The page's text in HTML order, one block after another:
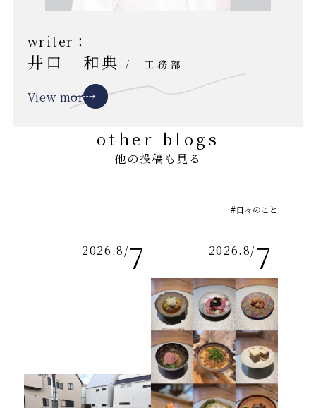
writer：
井口 和典 / 工務部
View more
other blogs
他の投稿も見る
2026.8/7 2026.8/7
#日々のこと